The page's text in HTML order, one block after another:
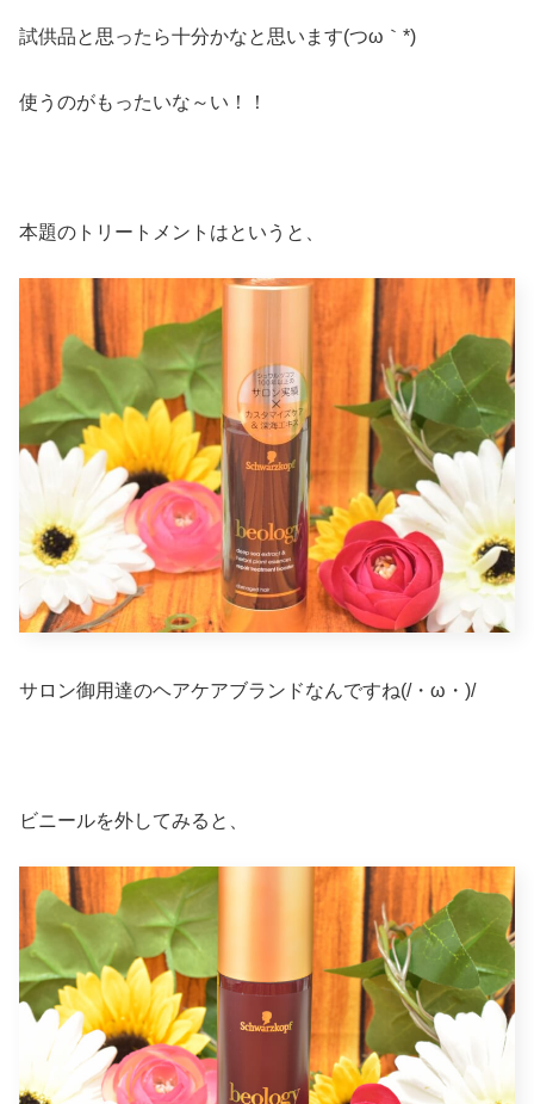
試供品と思ったら十分かなと思います(つω｀*)
使うのがもったいな～い！！
本題のトリートメントはというと、
サロン御用達のヘアケアブランドなんですね(/・ω・)/
ビニールを外してみると、